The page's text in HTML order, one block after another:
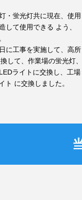
・蛍光灯共に現在、使用
して使用できる よう、
に工事を実施して、高所
して、作業場の蛍光灯、
ライトに交換し、工場
ト に交換しました。